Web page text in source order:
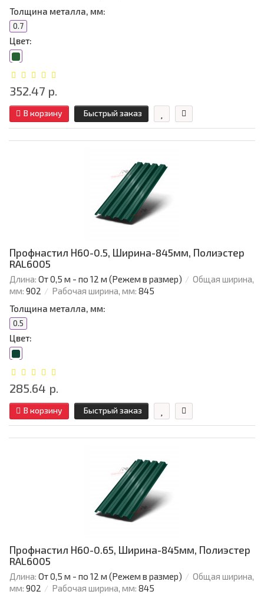
Толщина металла, мм:
0.7
Цвет:
352.47 р.
В корзину Быстрый заказ
Профнастил Н60-0.5, Ширина-845мм, Полиэстер
RAL6005
Длина: От 0,5 м - по 12 м (Режем в размер)
Общая ширина,
мм: 902 Рабочая ширина, мм: 845
Толщина металла, мм:
0.5
Цвет:
285.64 р.
В корзину Быстрый заказ
Профнастил Н60-0.65, Ширина-845мм, Полиэстер
RAL6005
Длина: От 0,5 м - по 12 м (Режем в размер)
Общая ширина,
мм: 902 Рабочая ширина, мм: 845